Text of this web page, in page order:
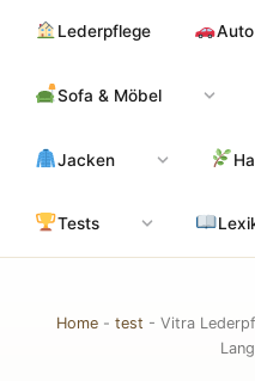
Inhalt
Lederpflege Auto
Sofa & Möbel
Jacken
Tests
Home- test - Vitra